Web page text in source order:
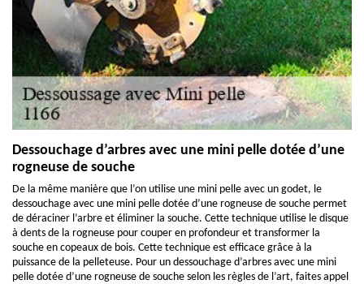
Dessouchage d’arbres avec une mini pelle dotée d’une
rogneuse de souche
De la même manière que l’on utilise une mini pelle avec un godet, le
dessouchage avec une mini pelle dotée d’une rogneuse de souche permet
de déraciner l’arbre et éliminer la souche. Cette technique utilise le disque
à dents de la rogneuse pour couper en profondeur et transformer la
souche en copeaux de bois. Cette technique est efficace grâce à la
puissance de la pelleteuse. Pour un dessouchage d’arbres avec une mini
pelle dotée d’une rogneuse de souche selon les règles de l’art, faites appel